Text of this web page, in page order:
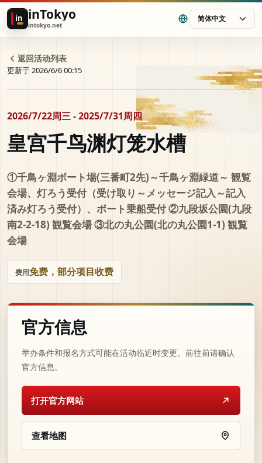
in inTokyo
intokyo.net
简体中文
返回活动列表
更新于 2026/6/6 00:15
2026/7/22周三 - 2025/7/31周四
皇宫千鸟渊灯笼水槽
①千鳥ヶ淵ボート場(三番町2先)～千鳥ヶ淵緑道～ 観覧
会場、灯ろう受付（受け取り～メッセージ記入～記入
済み灯ろう受付）、ボート乗船受付 ②九段坂公園(九段
南2-2-18) 観覧会場 ③北の丸公園(北の丸公園1-1) 観覧
会場
费用免费，部分项目收费
官方信息
举办条件和报名方式可能在活动临近时变更。前往前请确认
官方信息。
打开官方网站
查看地图